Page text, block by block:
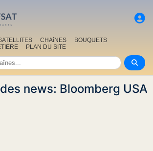
CHAîNES
BOUQUETS
PLAN DU SITE
news: Bloomberg USA